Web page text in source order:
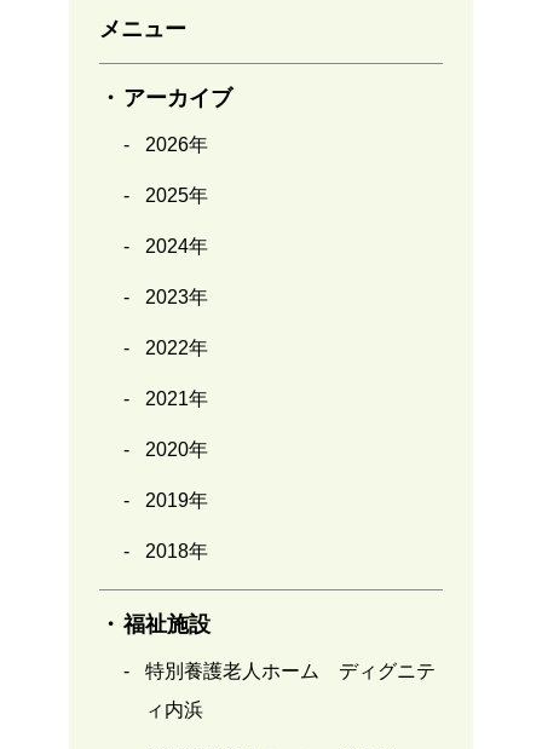
メニュー
アーカイブ
2026年
2025年
2024年
2023年
2022年
2021年
2020年
2019年
2018年
福祉施設
特別養護老人ホーム ディグニテ
ィ内浜